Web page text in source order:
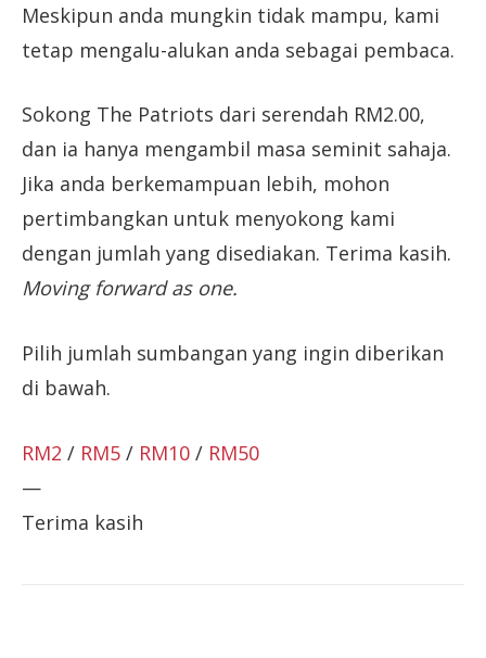
Meskipun anda mungkin tidak mampu, kami
tetap mengalu-alukan anda sebagai pembaca.
Sokong The Patriots dari serendah RM2.00,
dan ia hanya mengambil masa seminit sahaja.
Jika anda berkemampuan lebih, mohon
pertimbangkan untuk menyokong kami
dengan jumlah yang disediakan. Terima kasih.
Moving forward as one.
Pilih jumlah sumbangan yang ingin diberikan
di bawah.
RM2 / RM5 / RM10 / RM50
—
Terima kasih